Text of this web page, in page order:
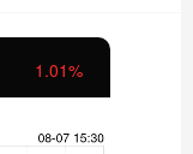
1.01%